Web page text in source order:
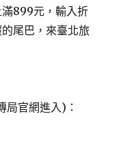
899元，輸入折
尾巴，來臺北旅
局官網進入)：